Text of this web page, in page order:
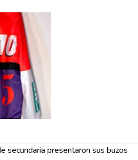
secundaria presentaron sus buzos